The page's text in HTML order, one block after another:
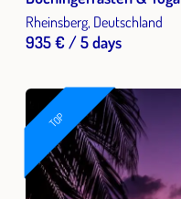
Rheinsberg, Deutschland
935 € / 5 days
TOP